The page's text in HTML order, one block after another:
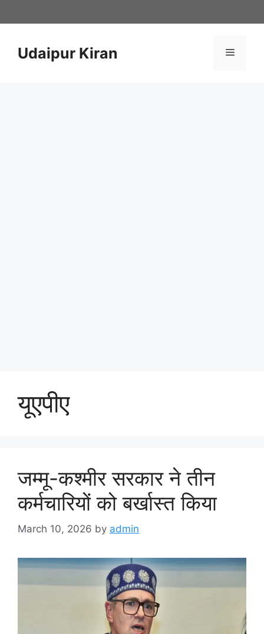
to
Udaipur Kiran Menu
यूएपीए
जम्मू-कश्मीर सरकार ने तीन
कर्मचारियों को बर्खास्त किया
March 10, 2026 by admin